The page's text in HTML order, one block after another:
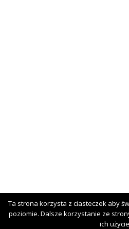
Copyright © 2026 Roxxsport. All Rights
Ta strona korzysta z ciasteczek aby
poziomie. Dalsze korzystanie ze
ich